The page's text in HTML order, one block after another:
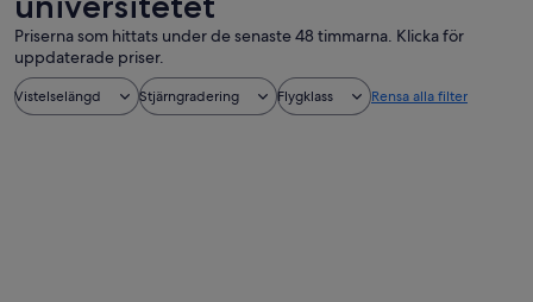
Priserna som hittats under de senaste 48 timmarna. Klicka för
uppdaterade priser.
Vistelselängd Stjärngradering Flygklass Rensa alla filter